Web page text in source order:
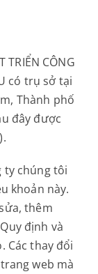
TRIỂN CÔNG
có trụ sở tại
Thành phố
đây được
ty chúng tôi
khoản này.
thêm
định và
Các thay đổi
web mà